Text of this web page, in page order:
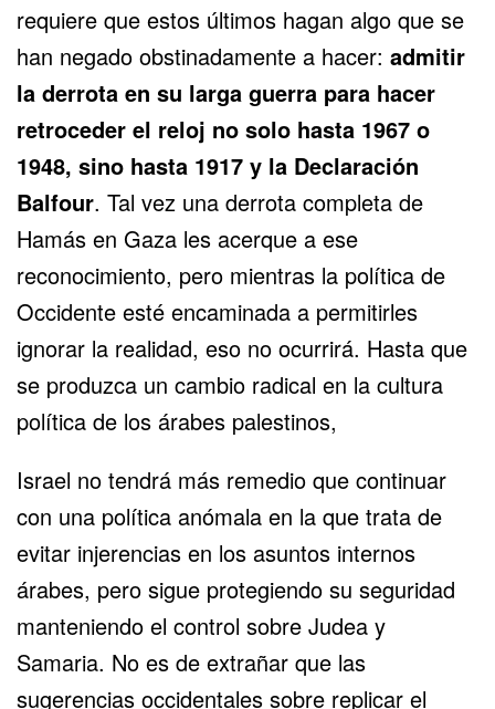
requiere que estos últimos hagan algo que se
han negado obstinadamente a hacer: admitir
la derrota en su larga guerra para hacer
retroceder el reloj no solo hasta 1967 o
1948, sino hasta 1917 y la Declaración
Balfour. Tal vez una derrota completa de
Hamás en Gaza les acerque a ese
reconocimiento, pero mientras la política de
Occidente esté encaminada a permitirles
ignorar la realidad, eso no ocurrirá. Hasta que
se produzca un cambio radical en la cultura
política de los árabes palestinos,
Israel no tendrá más remedio que continuar
con una política anómala en la que trata de
evitar injerencias en los asuntos internos
árabes, pero sigue protegiendo su seguridad
manteniendo el control sobre Judea y
Samaria. No es de extrañar que las
sugerencias occidentales sobre replicar el